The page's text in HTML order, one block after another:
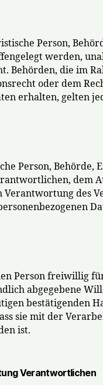
Person,
werden,
Behörden, die im
oder dem
erhalten, gelten
Person, Behörde,
dem
des
Person freiwillig
abgegebene
bestätigenden
sie mit der
ist.
Verantwortlichen